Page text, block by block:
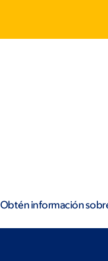
Obtén información